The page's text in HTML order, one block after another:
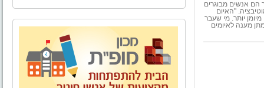
הם אנשים מבוגרים
"האיום
יותר. מי שעבר
מענה לאיומים